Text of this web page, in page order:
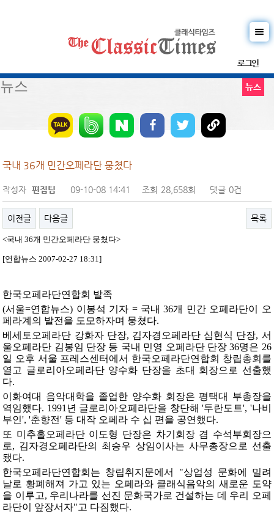
로그인
뉴스 뉴스
국내 36개 민간오페라단 뭉쳤다
작성자 편집팀 09-10-08 14:41 조회 28,658회 댓글 0건
이전글 다음글 목록
<국내 36개 민간오페라단 뭉쳤다>
[연합뉴스 2007-02-27 18:31]
한국오페라단연합회 발족
(서울=연합뉴스) 이봉석 기자 = 국내 36개 민간 오페라단이 오
페라계의 발전을 도모하자며 뭉쳤다.
베세토오페라단 강화자 단장, 김자경오페라단 심현식 단장, 서
울오페라단 김봉임 단장 등 국내 민영 오페라단 단장 36명은 26
일 오후 서울 프레스센터에서 한국오페라단연합회 창립총회를
열고 글로리아오페라단 양수화 단장을 초대 회장으로 선출했
다.
이화여대 음악대학을 졸업한 양수화 회장은 평택대 부총장을
역임했다. 1991년 글로리아오페라단을 창단해 '투란도트', '나비
부인', '춘향전' 등 대작 오페라 수 십 편을 공연했다.
또 미추홀오페라단 이도형 단장은 차기회장 겸 수석부회장으
로, 김자경오페라단의 최승우 상임이사는 사무총장으로 선출
됐다.
한국오페라단연합회는 창립취지문에서 "상업성 문화에 밀려
날로 황폐해져 가고 있는 오페라와 클래식음악의 새로운 도약
을 이루고, 우리나라를 선진 문화국가로 건설하는 데 우리 오페
라단이 앞장서자"고 다짐했다.